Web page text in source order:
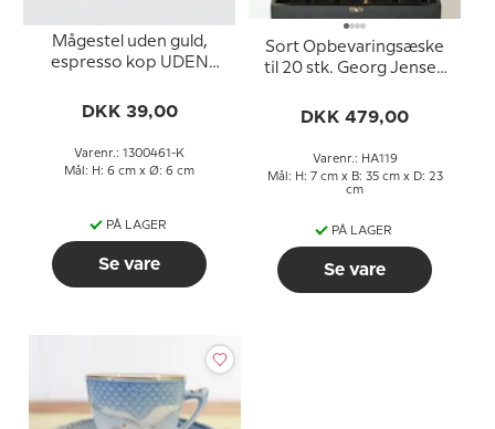
Mågestel uden guld,
espresso kop UDEN
461, indhold 7,5 cl, Kop Ø
DKK 39,00
Varenr.: 1300461-K
Mål: H: 6 cm x Ø: 6 cm
PÅ LAGER
Se vare
Sort Opbevaringsæske
til 20 stk. Georg Jensen
DKK 479,00
Varenr.: HA119
Mål: H: 7 cm x B: 35 cm x D: 23
cm
PÅ LAGER
Se vare